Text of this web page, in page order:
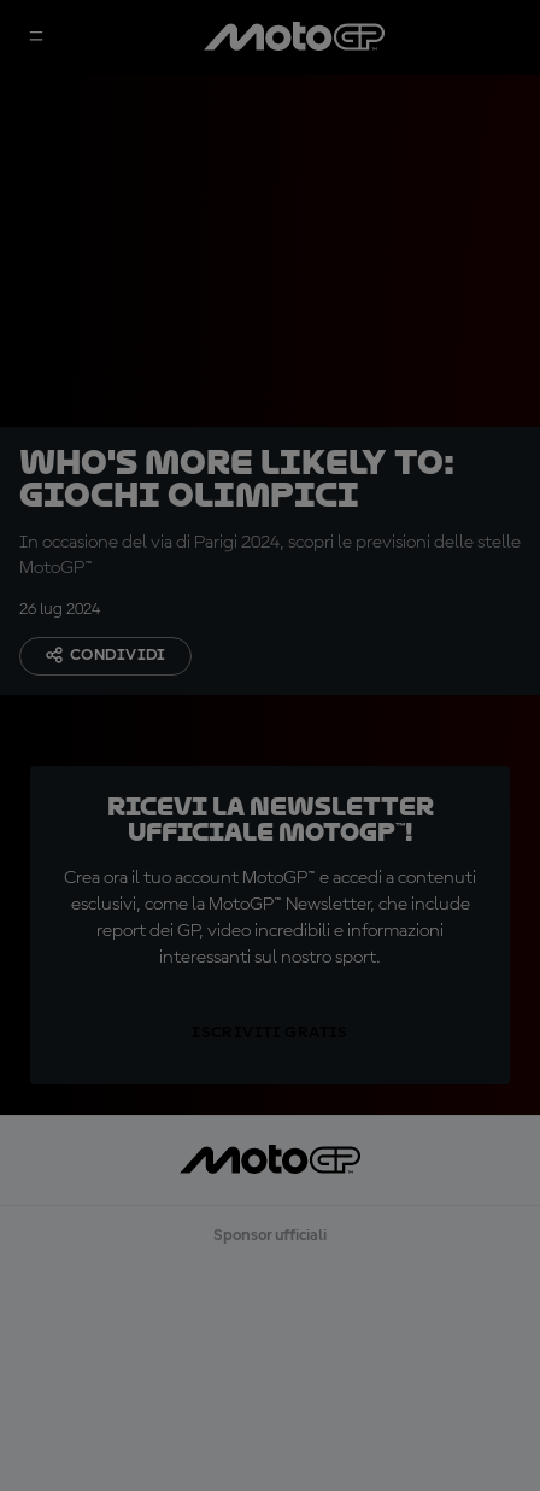
Who's More Likely To:
Giochi Olimpici
In occasione del via di Parigi 2024, scopri le previsioni delle stelle
MotoGP™
26 lug 2024
CONDIVIDI
Ricevi la newsletter
ufficiale MotoGP™!
Crea ora il tuo account MotoGP™ e accedi a contenuti
esclusivi, come la MotoGP™ Newsletter, che include
report dei GP, video incredibili e informazioni
interessanti sul nostro sport.
Sponsor ufficiali